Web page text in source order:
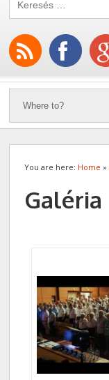
You are here: Home »
Galéria